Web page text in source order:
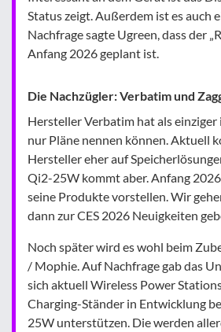
Status zeigt. Außerdem ist es auch
Nachfrage sagte Ugreen, dass der
Anfang 2026 geplant ist.
Die Nachzügler: Verbatim und
Hersteller Verbatim hat als einziger
nur Pläne nennen können. Aktuell
Hersteller eher auf
Qi2-25W kommt aber. Anfang
seine Produkte vorstellen. Wir
dann zur CES 2026 Neuigkeiten
Noch später wird es wohl beim
/ Mophie. Auf Nachfrage gab das
sich aktuell Wireless Power
Charging-Ständer in Entwicklung
25W unterstützen. Die werden